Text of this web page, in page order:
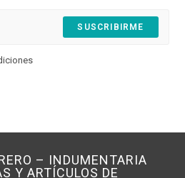
SUSCRIBIRME
– INDUMENTARIA
Y ARTÍCULOS DE